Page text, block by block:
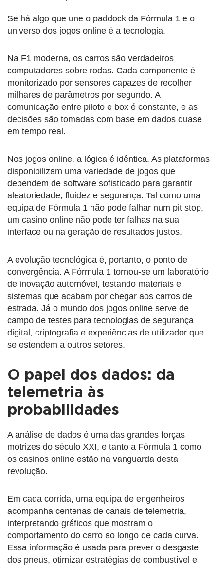
Se há algo que une o paddock da Fórmula 1 e o
universo dos jogos online é a tecnologia.
Na F1 moderna, os carros são verdadeiros
computadores sobre rodas. Cada componente é
monitorizado por sensores capazes de recolher
milhares de parâmetros por segundo. A
comunicação entre piloto e box é constante, e as
decisões são tomadas com base em dados quase
em tempo real.
Nos jogos online, a lógica é idêntica. As plataformas
disponibilizam uma variedade de jogos que
dependem de software sofisticado para garantir
aleatoriedade, fluidez e segurança. Tal como uma
equipa de Fórmula 1 não pode falhar num pit stop,
um casino online não pode ter falhas na sua
interface ou na geração de resultados justos.
A evolução tecnológica é, portanto, o ponto de
convergência. A Fórmula 1 tornou-se um laboratório
de inovação automóvel, testando materiais e
sistemas que acabam por chegar aos carros de
estrada. Já o mundo dos jogos online serve de
campo de testes para tecnologias de segurança
digital, criptografia e experiências de utilizador que
se estendem a outros setores.
O papel dos dados: da
telemetria às
probabilidades
A análise de dados é uma das grandes forças
motrizes do século XXI, e tanto a Fórmula 1 como
os casinos online estão na vanguarda desta
revolução.
Em cada corrida, uma equipa de engenheiros
acompanha centenas de canais de telemetria,
interpretando gráficos que mostram o
comportamento do carro ao longo de cada curva.
Essa informação é usada para prever o desgaste
dos pneus, otimizar estratégias de combustível e